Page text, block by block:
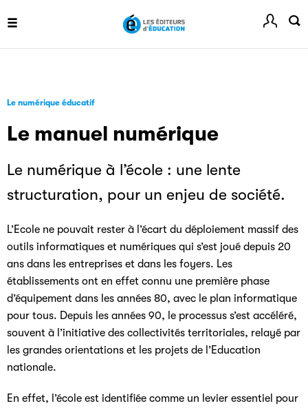
Le numérique éducatif
Le manuel numérique
Le numérique à l’école : une lente
structuration, pour un enjeu de société.
L’Ecole ne pouvait rester à l’écart du déploiement massif des
outils informatiques et numériques qui s’est joué depuis 20
ans dans les entreprises et dans les foyers. Les
établissements ont en effet connu une première phase
d’équipement dans les années 80, avec le plan informatique
pour tous. Depuis les années 90, le processus s’est accéléré,
souvent à l’initiative des collectivités territoriales, relayé par
les grandes orientations et les projets de l’Education
nationale.
En effet, l’école est identifiée comme un levier essentiel pour